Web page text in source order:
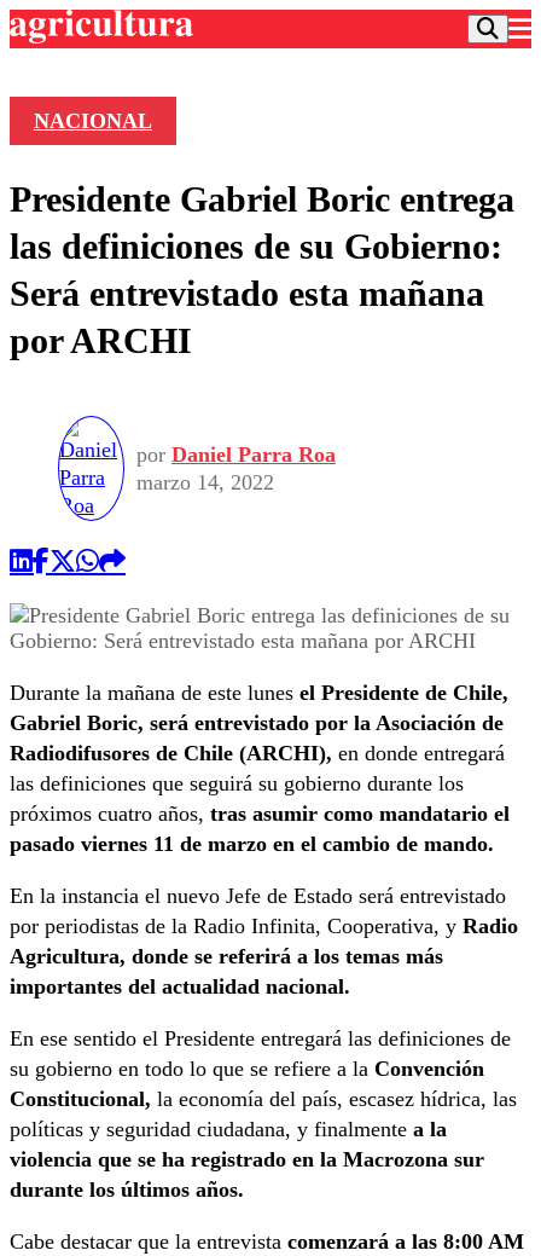
Frecuencias
Agricultura TV
Deportes
Colo Colo
Motor
Torneo Nacional
Universidad Católica
Entretención
Noticias
Nacional
Política
Vida Social
Programas
Comercial
NACIONAL
Presidente Gabriel Boric entrega
las definiciones de su Gobierno:
Será entrevistado esta mañana
por ARCHI
por Daniel Parra Roa
marzo 14, 2022
Durante la mañana de este lunes el Presidente de Chile,
Gabriel Boric, será entrevistado por la Asociación de
Radiodifusores de Chile (ARCHI), en donde entregará
las definiciones que seguirá su gobierno durante los
próximos cuatro años, tras asumir como mandatario el
pasado viernes 11 de marzo en el cambio de mando.
En la instancia el nuevo Jefe de Estado será entrevistado
por periodistas de la Radio Infinita, Cooperativa, y Radio
Agricultura, donde se referirá a los temas más
importantes del actualidad nacional.
En ese sentido el Presidente entregará las definiciones de
su gobierno en todo lo que se refiere a la Convención
Constitucional, la economía del país, escasez hídrica, las
políticas y seguridad ciudadana, y finalmente a la
violencia que se ha registrado en la Macrozona sur
durante los últimos años.
Cabe destacar que la entrevista comenzará a las 8:00 AM